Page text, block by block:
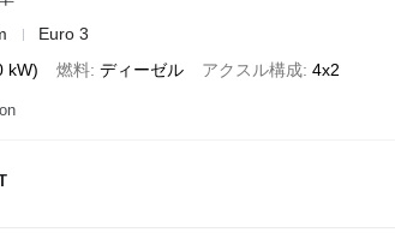
Euro 3
kW) 燃料 ディーゼル アクスル構成 4x2